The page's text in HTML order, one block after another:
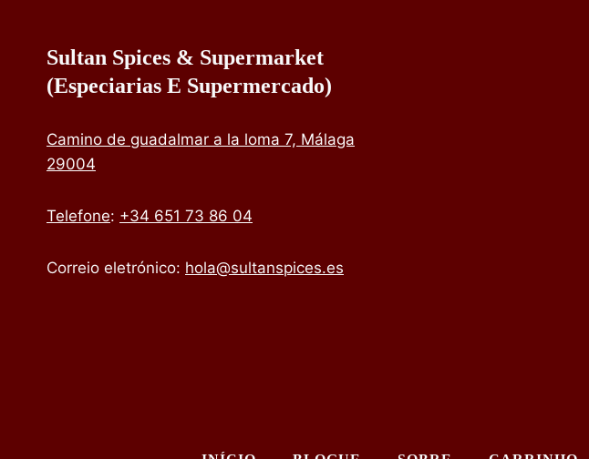
Sultan Spices & Supermarket
(especiarias E Supermercado)
Camino de guadalmar a la loma 7, Málaga
29004
Telefone: +34 651 73 86 04
Correio eletrónico: hola@sultanspices.es